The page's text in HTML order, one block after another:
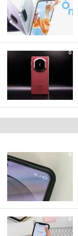
0
0
0